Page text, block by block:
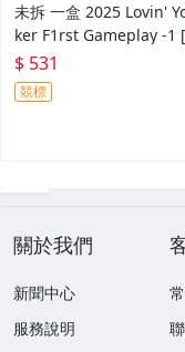
未拆 一盒 2025 Lovin'
ker F1rst Gameplay -1
1]
$ 531
競標
關於我們
新聞中心
服務說明